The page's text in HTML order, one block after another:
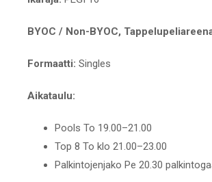
BYOC / Non-BYOC,
Formaatti: Singles
Aikataulu:
Pools To 19.00–21.00
Top 8 To klo 21.00–23.00
Palkintojenjako Pe 20.30